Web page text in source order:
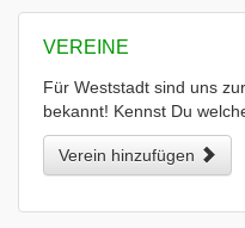
VEREINE
Für Weststadt sind uns
bekannt! Kennst Du
Verein hinzufügen